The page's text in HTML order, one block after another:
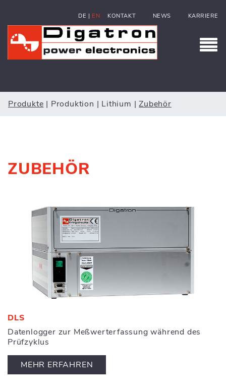
DE | EN KONTAKT NEWS KARRIERE
Produkte | Produktion | Lithium |Zubehör
ZUBEHÖR
DLS
Datenlogger zur Meßwerterfassung während des
Prüfzyklus
MEHR ERFAHREN